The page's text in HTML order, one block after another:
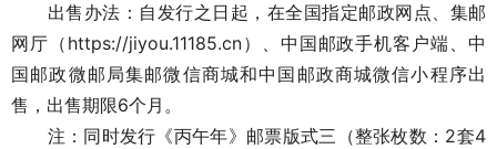
出售办法：自发行之日起，在全国指定邮政网点、集邮
网厅（https://jiyou.11185.cn）、中国邮政手机客户端、中
国邮政微邮局集邮微信商城和中国邮政商城微信小程序出
售，出售期限6个月。
注：同时发行《丙午年》邮票版式三（整张枚数：2套4